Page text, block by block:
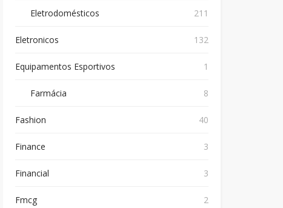
Eletrodomésticos 211
Eletronicos 132
Equipamentos Esportivos 1
Farmácia 8
Fashion 40
Finance 3
Financial 3
Fmcg 2